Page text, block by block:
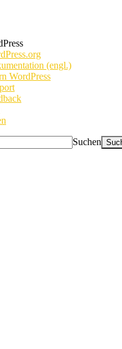
(engl.)
WordPress
Suchen